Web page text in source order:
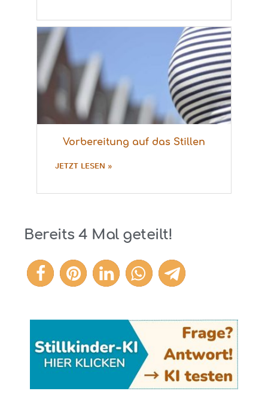
Vorbereitung auf das Stillen
JETZT LESEN »
Bereits4 Mal geteilt!
4